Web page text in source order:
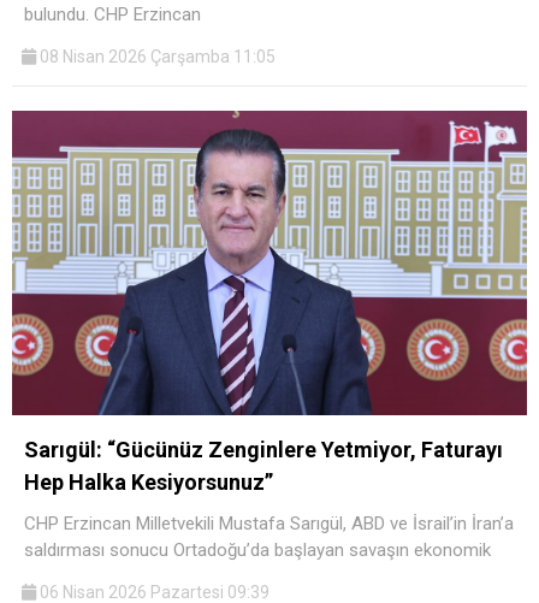
bulundu. CHP Erzincan
08 Nisan 2026 Çarşamba 11:05
Sarıgül: “Gücünüz Zenginlere Yetmiyor, Faturayı
Hep Halka Kesiyorsunuz”
CHP Erzincan Milletvekili Mustafa Sarıgül, ABD ve İsrail’in İran’a
saldırması sonucu Ortadoğu’da başlayan savaşın ekonomik
06 Nisan 2026 Pazartesi 09:39